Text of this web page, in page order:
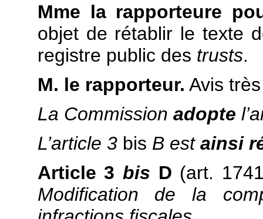
Mme la rapporteure
objet de rétablir le texte
registre public des trusts.
M. le rapporteur. Avis
La Commission adopte
L’article 3 bis B est ainsi
Article 3bis D (art.
Modification de la